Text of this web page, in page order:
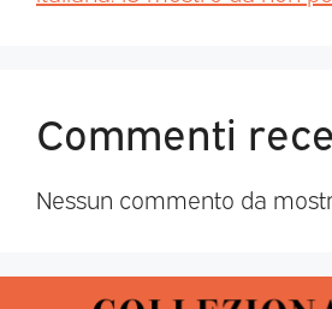
Commenti
Nessun commento da